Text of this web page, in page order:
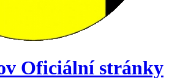
Oficiální stránky